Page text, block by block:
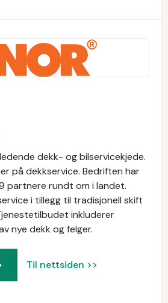
dekk- og bilservicekjede.
på dekkservice. Bedriften har
partnere rundt om i landet.
i tillegg til tradisjonell skift
inkluderer
nye dekk og felger.
Til nettsiden >>